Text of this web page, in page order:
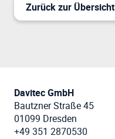
Zurück zur Übersicht
Davitec GmbH
Bautzner Straße 45
01099 Dresden
+49 351 2870530